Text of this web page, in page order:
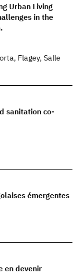
Urban Living
in the
Flagey, Salle
sanitation co-
émergentes
en devenir